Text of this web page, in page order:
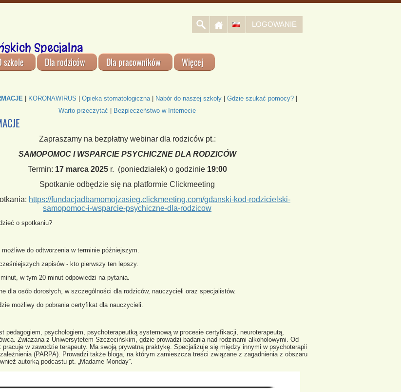
LOGOWANIE
Specjalna
szkole Dla rodziców Dla pracowników Więcej
KORONAWIRUS Opieka stomatologiczna| Nabór do naszej szkoły Gdzie szukać pomocy?
Warto przeczytać
Bezpieczeństwo w Internecie
Zapraszamy na bezpłatny webinar dla rodziców pt.:
SAMOPOMOC I WSPARCIE PSYCHICZNE DLA RODZICÓW
Termin: 17 marca 2025r. (poniedziałek) o godzinie 19:00
Spotkanie odbędzie się na platformie Clickmeeting
https://fundacjadbamomojzasieg.clickmeeting.com/gdanski-kod-rodzicielski-
samopomoc-i-wsparcie-psychiczne-dla-rodzicow
o spotkaniu?
do odtworzenia w terminie późniejszym.
zapisów - kto pierwszy ten lepszy.
w tym 20 minut odpowiedzi na pytania.
dla osób dorosłych, w szczególności dla rodziców, nauczycieli oraz specjalistów.
możliwy do pobrania certyfikat dla nauczycieli.
pedagogiem, psychologiem, psychoterapeutką systemową w procesie certyfikacji, neuroterapeutą,
Związana z Uniwersytetem Szczecińskim, gdzie prowadzi badania nad rodzinami alkoholowymi. Od
pracuje w zawodzie terapeuty. Ma swoją prywatną praktykę. Specjalizuje się między innymi w psychoterapii
(PARPA). Prowadzi także bloga, na którym zamieszcza treści związane z zagadnienia z obszaru
autorką podcastu pt. „Madame Monday”.